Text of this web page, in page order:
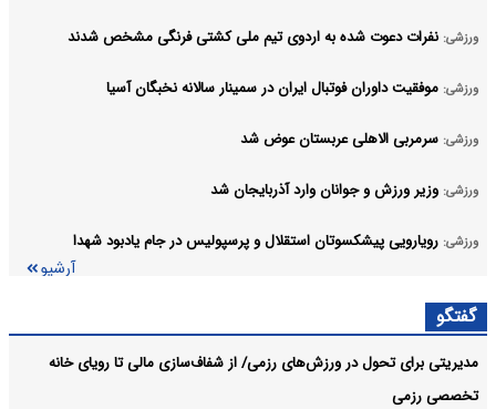
ورزشی: نفرات دعوت شده به اردوی تیم ملی کشتی فرنگی مشخص شدند
ورزشی: موفقیت داوران فوتبال ایران در سمینار سالانه نخبگان آسیا
ورزشی: سرمربی الاهلی عربستان عوض شد
ورزشی: وزیر ورزش و جوانان وارد آذربایجان شد
ورزشی: رویارویی پیشکسوتان استقلال و پرسپولیس در جام یادبود شهدا
آرشیو
گفتگو
مدیریتی برای تحول در ورزش‌های رزمی/ از شفاف‌سازی مالی تا رویای خانه
تخصصی رزمی